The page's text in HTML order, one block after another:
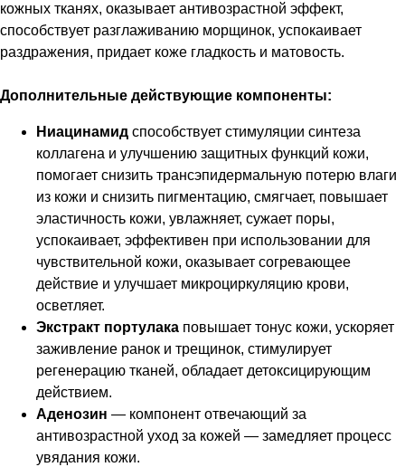
кожных тканях, оказывает антивозрастной эффект,
способствует разглаживанию морщинок, успокаивает
раздражения, придает коже гладкость и матовость.
Дополнительные действующие компоненты:
Ниацинамид способствует стимуляции синтеза
коллагена и улучшению защитных функций кожи,
помогает снизить трансэпидермальную потерю влаги
из кожи и снизить пигментацию, смягчает, повышает
эластичность кожи, увлажняет, сужает поры,
успокаивает, эффективен при использовании для
чувствительной кожи, оказывает согревающее
действие и улучшает микроциркуляцию крови,
осветляет.
Экстракт портулака повышает тонус кожи, ускоряет
заживление ранок и трещинок, стимулирует
регенерацию тканей, обладает детоксицирующим
действием.
Аденозин — компонент отвечающий за
антивозрастной уход за кожей — замедляет процесс
увядания кожи.